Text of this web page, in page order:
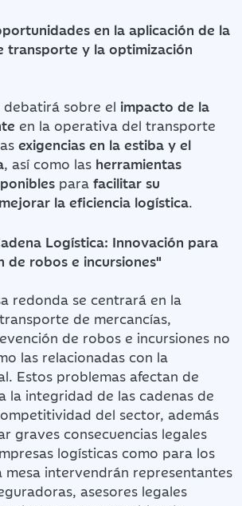
en la aplicación de la
transporte y la optimización
debatirá sobre el impacto de la
en la operativa del transporte
exigencias en la estiba y el
, así como las herramientas
para facilitar su
la eficiencia logística.
Logística: Innovación para
de robos e incursiones"
redonda se centrará en la
de mercancías,
de robos e incursiones no
las relacionadas con la
Estos problemas afectan de
la integridad de las cadenas de
del sector, además
graves consecuencias legales
logísticas como para los
mesa intervendrán representantes
asesores legales